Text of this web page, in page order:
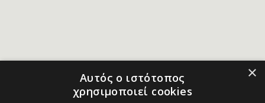
×
Αυτός ο ιστότοπος
χρησιμοποιεί cookies